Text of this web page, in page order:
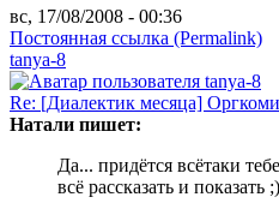
вс, 17/08/2008 - 00:36
Постоянная ссылка (Permalink)
tanya-8
Re: [Диалектик месяца]
Натали пишет:
Да... придётся всётаки
всё рассказать и показать ;)